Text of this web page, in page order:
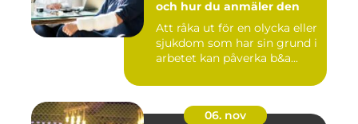
och hur du anmäler den
Att råka ut för en olycka eller
sjukdom som har sin grund i
arbetet kan påverka b&a...
06. nov